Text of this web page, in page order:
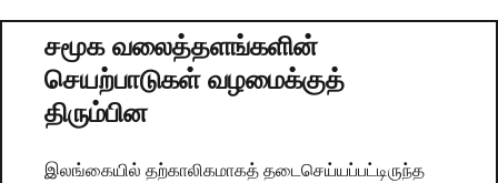
சமூக வலைத்தளங்களின்
செயற்பாடுகள் வழமைக்குத்
திரும்பின
இலங்கையில் தற்காலிகமாகத் தடைசெய்யப்பட்டிருந்த